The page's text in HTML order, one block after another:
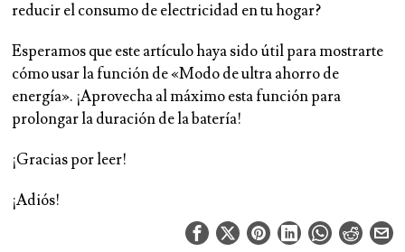
reducir el consumo de electricidad en tu hogar?
Esperamos que este artículo haya sido útil para mostrarte
cómo usar la función de «Modo de ultra ahorro de
energía». ¡Aprovecha al máximo esta función para
prolongar la duración de la batería!
¡Gracias por leer!
¡Adiós!